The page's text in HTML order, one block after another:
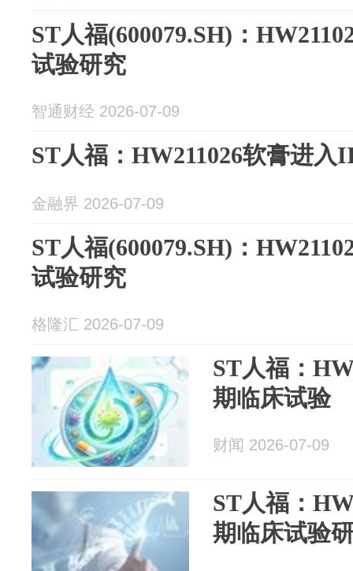
ST人福(600079.SH)：
试验研究
智通财经 2026-07-09
ST人福：HW211026软膏进
金融界 2026-07-09
ST人福(600079.SH)：
试验研究
格隆汇 2026-07-09
ST人福：
期临床试验
财闻 2026-07-09
ST人福：
期临床试验